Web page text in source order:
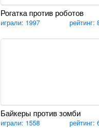
Рогатка против роботов
играли: 1997 рейтинг:
Байкеры против зомби
играли: 1558 рейтинг: